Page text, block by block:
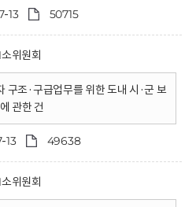
13 50715
소위원회
구조·구급업무를 위한 도내 시·군 보
관한 건
13 49638
소위원회